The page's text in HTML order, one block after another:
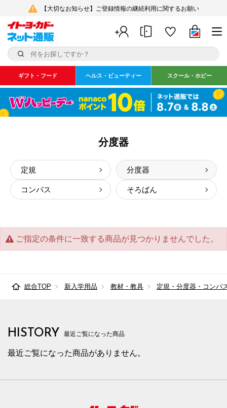
【大切なお知らせ】ご登録情報の継続利用に関するお願い
ギフト・フード ヘルス・ビューティー スクール・ホビー
分度器
定規 分度器
コンパス そろばん
ご指定の条件に一致する商品が見つかりませんでした。
総合TOP 新入学用品 教材・教具 定規・分度器・コンパ
HISTORY 最近ご覧になった商品
最近ご覧になった商品がありません。